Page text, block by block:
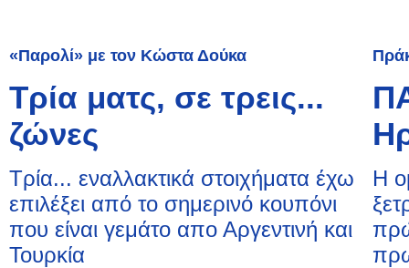
«Παρολί» με τον Κώστα Δούκα
Τρία ματς, σε τρεις...
ζώνες
Τρία... εναλλακτικά στοιχήματα έχω
επιλέξει από το σημερινό κουπόνι
που είναι γεμάτο απο Αργεντινή και
Τουρκία
Η